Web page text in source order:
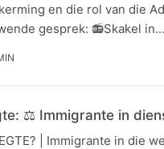
en die rol van die
gesprek: 📻Skakel in…
⚖️ Immigrante in
| Immigrante in die